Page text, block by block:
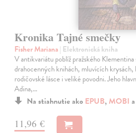
Kronika Tajné smečky
Fisher Mariana| Elektronická kniha
V antikvariátu poblíž pražského Klementina
drahocenných knihách, mluvících krysách,
rodičovské lásce i veliké povodni. Jeho
Adina,…
Na stiahnutie ako EPUB, MOBI a
11,96 €